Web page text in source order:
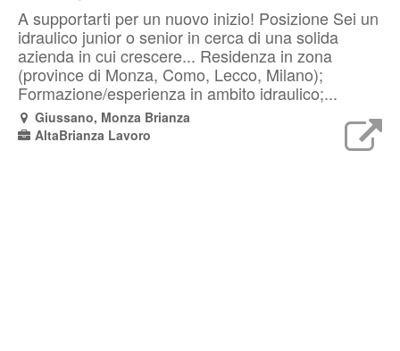
A supportarti per un nuovo inizio! Posizione Sei un
idraulico junior o senior in cerca di una solida
azienda in cui crescere... Residenza in zona
(province di Monza, Como, Lecco, Milano);
Formazione/esperienza in ambito idraulico;...
Giussano, Monza Brianza
AltaBrianza Lavoro